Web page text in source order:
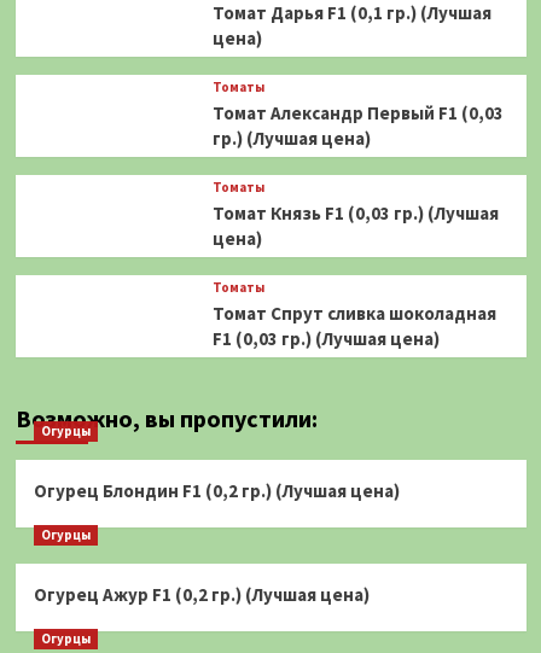
Томат Дарья F1 (0,1 гр.) (Лучшая
цена)
Томаты
Томат Александр Первый F1 (0,03
гр.) (Лучшая цена)
Томаты
Томат Князь F1 (0,03 гр.) (Лучшая
цена)
Томаты
Томат Спрут сливка шоколадная
F1 (0,03 гр.) (Лучшая цена)
Возможно, вы пропустили:
Огурцы
Огурец Блондин F1 (0,2 гр.) (Лучшая цена)
Огурцы
Огурец Ажур F1 (0,2 гр.) (Лучшая цена)
Огурцы